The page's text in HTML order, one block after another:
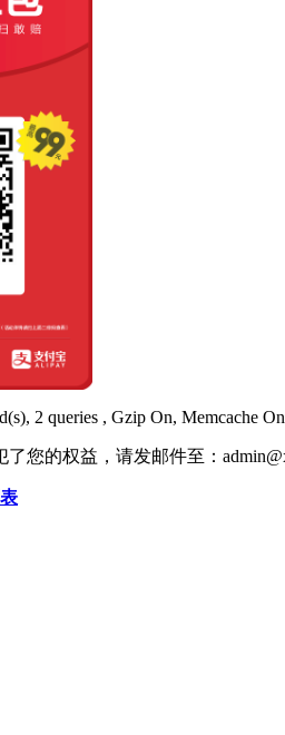
2 queries , Gzip On, Memcache
您的权益，请发邮件至：